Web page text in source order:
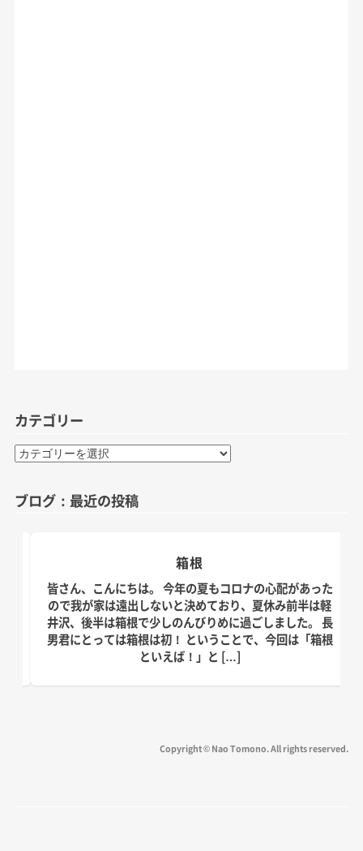
カテゴリー
カ
テ
リ
ブログ：最近の投稿
箱根
皆さん、こんにちは。 今年の夏もコロナの心配があった
ので我が家は遠出しないと決めており、夏休み前半は軽
井沢、後半は箱根で少しのんびりめに過ごしました。 長
男君にとっては箱根は初！ ということで、今回は「箱根
といえば！」と […]
Copyright © Nao Tomono. All rights reserved.